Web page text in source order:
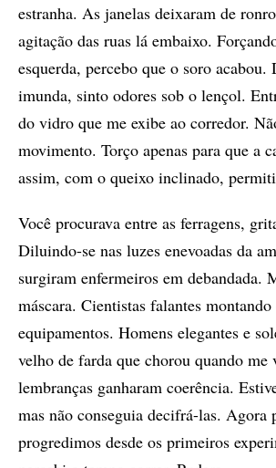
estranha. As janelas deixaram de
agitação das ruas lá embaixo.
esquerda, percebo que o soro acabou.
imunda, sinto odores sob o lençol.
do vidro que me exibe ao corredor.
movimento. Torço apenas para que a
assim, com o queixo inclinado,
Você procurava entre as ferragens,
Diluindo-se nas luzes enevoadas da
surgiram enfermeiros em debandada.
máscara. Cientistas falantes
equipamentos. Homens elegantes e
velho de farda que chorou quando
lembranças ganharam coerência.
mas não conseguia decifrá-las. Agora
progredimos desde os primeiros